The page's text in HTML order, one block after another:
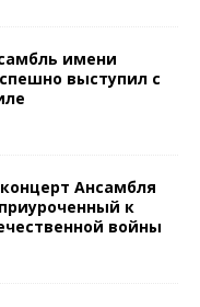
имени
выступил с
Ансамбля
к
войны